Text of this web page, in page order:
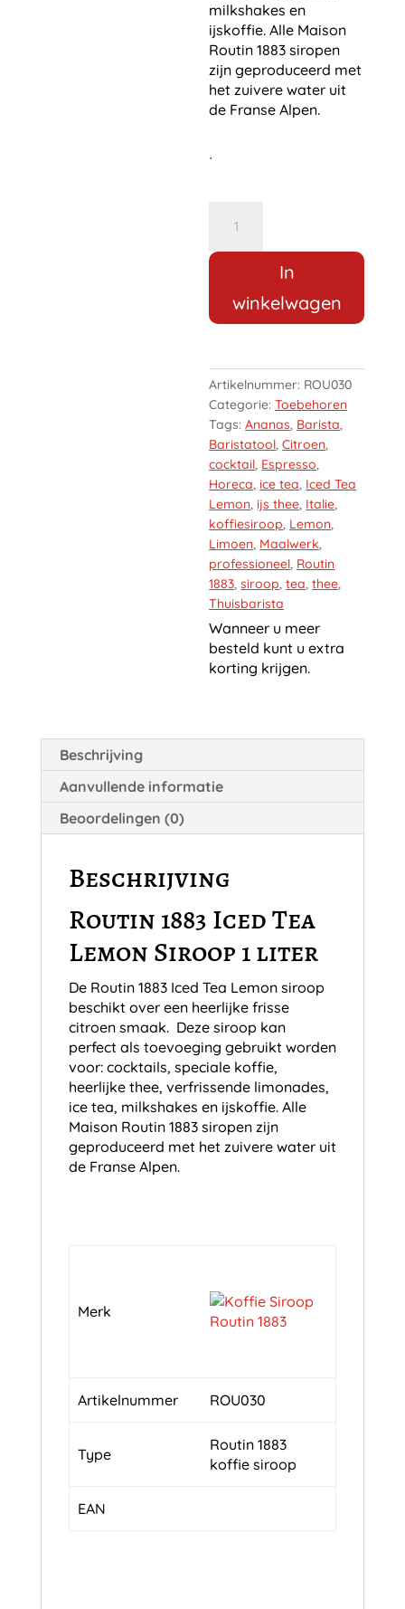
milkshakes en
ijskoffie. Alle Maison
Routin 1883 siropen
zijn geproduceerd met
het zuivere water uit
de Franse Alpen.
.
1883
Iced
Siroop
aantal
In
winkelwagen
Artikelnummer: ROU030
Categorie:Toebehoren
Tags:Ananas, Barista,
Baristatool,Citroen,
cocktail, Espresso,
Horeca, ice tea, Iced Tea
Lemon, ijs thee, Italie,
koffiesiroop, Lemon,
Limoen, Maalwerk,
professioneel, Routin
1883,siroop,tea,thee,
Thuisbarista
Wanneer u meer
besteld kunt u extra
korting krijgen.
Beschrijving
Aanvullende informatie
Beoordelingen (0)
Beschrijving
Routin 1883 Iced Tea
Lemon Siroop 1 liter
De Routin 1883 Iced Tea Lemon siroop
beschikt over een heerlijke frisse
citroen smaak. Deze siroop kan
perfect als toevoeging gebruikt worden
voor: cocktails, speciale koffie,
heerlijke thee, verfrissende limonades,
ice tea, milkshakes en ijskoffie. Alle
Maison Routin 1883 siropen zijn
geproduceerd met het zuivere water uit
de Franse Alpen.
Merk
Artikelnummer ROU030
Type
Routin 1883
koffie siroop
EAN